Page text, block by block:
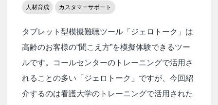
人材育成 カスタマーサポート
タブレット型模擬難聴ツール「ジェロトーク」は
高齢のお客様の“聞こえ方”を模擬体験できるツー
ルです。コールセンターのトレーニングで活用さ
れることの多い「ジェロトーク」ですが、今回紹
介するのは看護大学のトレーニングで活用された